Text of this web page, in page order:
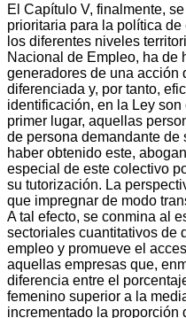
El Capítulo V, finalmente,
prioritaria para la política
los diferentes niveles
Nacional de Empleo, ha de
generadores de una acción
diferenciada y, por tanto,
identificación, en la Ley
primer lugar, aquellas
de persona demandante
haber obtenido este,
especial de este colectivo
su tutorización. La
que impregnar de modo
A tal efecto, se conmina al
sectoriales cuantitativos de
empleo y promueve el
aquellas empresas que,
diferencia entre el
femenino superior a la
incrementado la proporción